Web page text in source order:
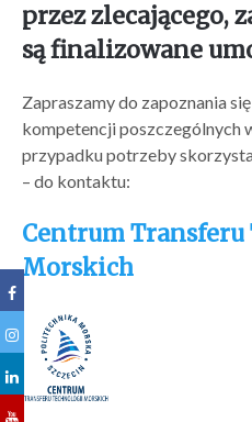
przez zlecającego,
są finalizowane
Zapraszamy do zapoznania
kompetencji poszczególnych
przypadku potrzeby
– do kontaktu:
Centrum
Morskich